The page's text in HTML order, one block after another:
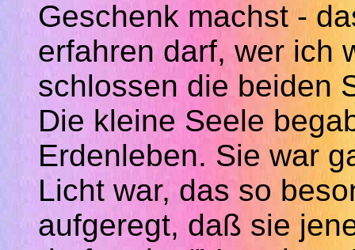
Geschenk machst -
erfahren darf, wer ich
schlossen die beiden
Die kleine Seele
Erdenleben. Sie war
Licht war, das so
aufgeregt, daß sie